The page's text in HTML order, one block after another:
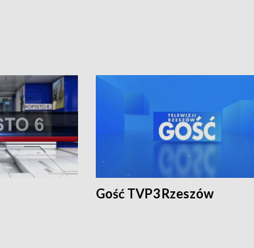
Gość TVP3 Rzeszów